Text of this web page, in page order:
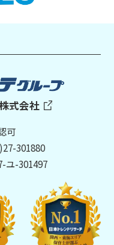
式会社
可
301880
ユ-301497